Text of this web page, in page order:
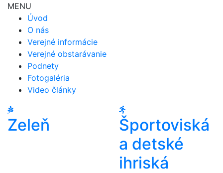
MENU
Úvod
O nás
Verejné informácie
Verejné obstarávanie
Podnety
Fotogaléria
Video články
Zeleň
Športoviská
a detské
ihriská